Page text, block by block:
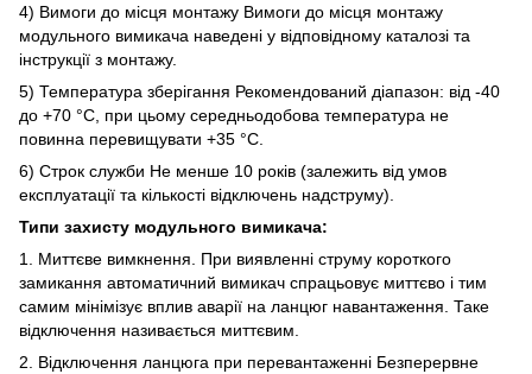
4) Вимоги до місця монтажу Вимоги до місця монтажу
модульного вимикача наведені у відповідному каталозі та
інструкції з монтажу.
5) Температура зберігання Рекомендований діапазон: від -40
до +70 °C, при цьому середньодобова температура не
повинна перевищувати +35 °C.
6) Строк служби Не менше 10 років (залежить від умов
експлуатації та кількості відключень надструму).
Типи захисту модульного вимикача:
1. Миттєве вимкнення. При виявленні струму короткого
замикання автоматичний вимикач спрацьовує миттєво і тим
самим мінімізує вплив аварії на ланцюг навантаження. Таке
відключення називається миттєвим.
2. Відключення ланцюга при перевантаженні Безперервне